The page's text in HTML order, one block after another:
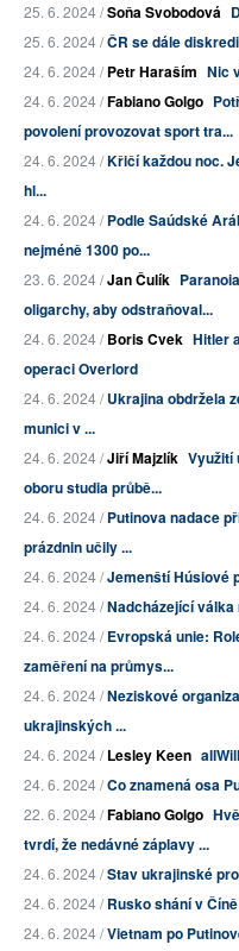
25. 6. 2024 /Soňa Svobodová
25. 6. 2024 /ČR se dále
24. 6. 2024 /Petr Haraším Nic
24. 6. 2024 /Fabiano Golgo
povolení provozovat sport tra...
24. 6. 2024 /Křičí každou noc.
hl...
24. 6. 2024 /Podle Saúdské
nejméně 1300 po...
23. 6. 2024 /Jan Čulík
oligarchy, aby odstraňoval...
24. 6. 2024 /Boris Cvek Hitler
operaci Overlord
24. 6. 2024 /Ukrajina obdržela
munici v ...
24. 6. 2024 /Jiří Majzlík Využití
oboru studia průbě...
24. 6. 2024 /Putinova nadace
prázdnin učily ...
24. 6. 2024 /Jemenští Húsiové
24. 6. 2024 /Nadcházející válka
24. 6. 2024 /Evropská unie:
zaměření na průmys...
24. 6. 2024 /Neziskové
ukrajinských ...
24. 6. 2024 /Lesley Keen
24. 6. 2024 /Co znamená osa
22. 6. 2024 /Fabiano Golgo
tvrdí, že nedávné záplavy ...
24. 6. 2024 /Stav ukrajinské
24. 6. 2024 /Rusko shání v
24. 6. 2024 /Vietnam po